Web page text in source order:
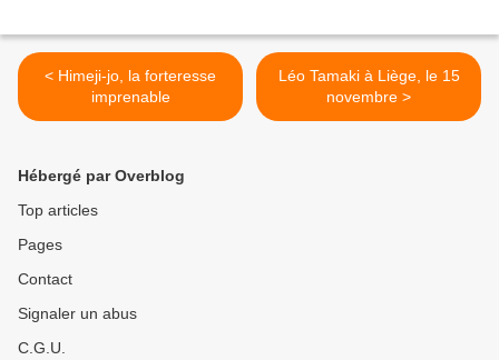
< Himeji-jo, la forteresse
imprenable
Léo Tamaki à Liège, le 15
novembre >
Hébergé par Overblog
Top articles
Pages
Contact
Signaler un abus
C.G.U.